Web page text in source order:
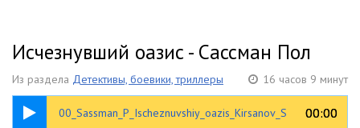
Исчезнувший оазис - Сассман Пол
Из раздела Детективы, боевики, триллеры 16 часов 9 минут
00_Sassman_P_Ischeznuvshiy_oazis_Kirsanov_S 00:00
00:00
00:27